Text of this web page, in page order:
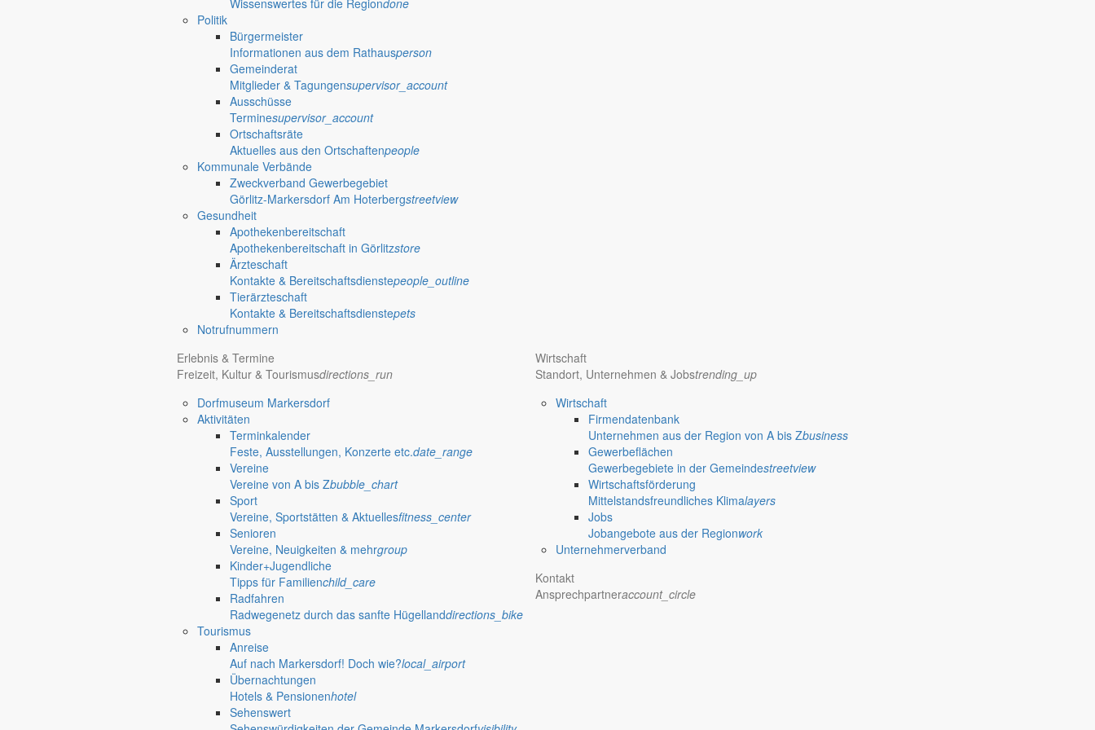
Wissenswertes für die Regiondone
Politik
Bürgermeister
Informationen aus dem Rathausperson
Gemeinderat
Mitglieder & Tagungensupervisor_account
Ausschüsse
Terminesupervisor_account
Ortschaftsräte
Aktuelles aus den Ortschaftenpeople
Kommunale Verbände
Zweckverband Gewerbegebiet
Görlitz-Markersdorf Am Hoterbergstreetview
Gesundheit
Apothekenbereitschaft
Apothekenbereitschaft in Görlitzstore
Ärzteschaft
Kontakte & Bereitschaftsdienstepeople_outline
Tierärzteschaft
Kontakte & Bereitschaftsdienstepets
Notrufnummern
Erlebnis & Termine
Freizeit, Kultur & Tourismusdirections_run
Dorfmuseum Markersdorf
Aktivitäten
Terminkalender
Feste, Ausstellungen, Konzerte etc.date_range
Vereine
Vereine von A bis Zbubble_chart
Sport
Vereine, Sportstätten & Aktuellesfitness_center
Senioren
Vereine, Neuigkeiten & mehrgroup
Kinder+Jugendliche
Tipps für Familienchild_care
Radfahren
Radwegenetz durch das sanfte Hügellanddirections_bike
Tourismus
Anreise
Auf nach Markersdorf! Doch wie?local_airport
Übernachtungen
Hotels & Pensionenhotel
Sehenswert
Wirtschaft
Standort, Unternehmen & Jobstrending_up
Wirtschaft
Firmendatenbank
Unternehmen aus der Region von A bis Zbusiness
Gewerbeflächen
Gewerbegebiete in der Gemeindestreetview
Wirtschaftsförderung
Mittelstandsfreundliches Klimalayers
Jobs
Jobangebote aus der Regionwork
Unternehmerverband
Kontakt
Ansprechpartneraccount_circle
Öffnungszeiten RathausGemeindeverwaltung Markersdorf
08:30 – 11:30 Uhr und 14:00 – 18:00 Uhr
08:30 – 11:30 Uhr und 14:00 – 17:00 Uhr
Außerhalb der Öffnungszeiten können Termine vereinbart werden.
E-Mail: sekretariat@gemeinde-markersdorf.de
Aktuelles aus dem Rathaus